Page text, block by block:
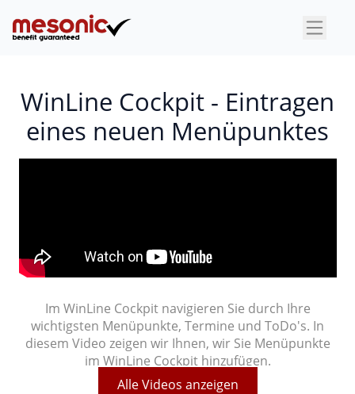
×
WinLine Cockpit - Eintragen
eines neuen Menüpunktes
Im WinLine Cockpit navigieren Sie durch Ihre
wichtigsten Menüpunkte, Termine und ToDo's. In
diesem Video zeigen wir Ihnen, wir Sie Menüpunkte
im WinLine Cockpit hinzufügen.
Alle Videos anzeigen